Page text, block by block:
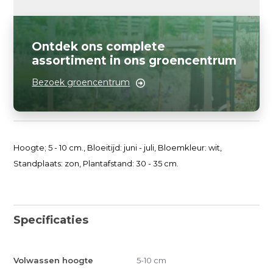
Ontdek ons complete
assortiment in ons groencentrum
Bezoek groencentrum
Hoogte; 5 - 10 cm., Bloeitijd: juni - juli, Bloemkleur: wit,
Standplaats: zon, Plantafstand: 30 - 35 cm.
Specificaties
Volwassen hoogte 5-10 cm